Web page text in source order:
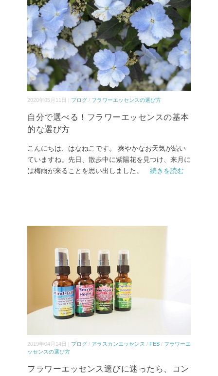
2020年05月11日 | ブログ / フラワーエッセンスの選び方
自分で選べる！フラワーエッセンスの基本
的な選び方
こんにちは、はなねこです。 爽やかなお天気が続い
ていますね。先日、散歩中に紫陽花を見つけ、来月に
は梅雨が来ることを思い出しました。
続きを読む
2019年04月14日 | ブログ / アラスカンエッセンス / FES / フラワーエ
ッセンスの選び方
フラワーエッセンス選びに迷ったら、コン